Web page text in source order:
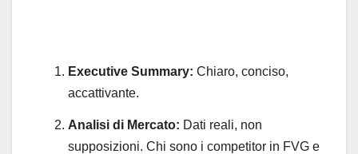
Executive Summary: Chiaro, conciso,
accattivante.
Analisi di Mercato: Dati reali, non
supposizioni. Chi sono i competitor in FVG e